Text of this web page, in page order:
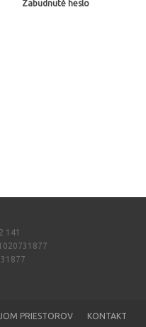
Zabudnuté heslo
141
PRIESTOROV KONTAKT